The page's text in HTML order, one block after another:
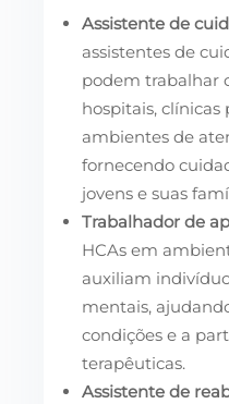
Assistente de
assistentes de
podem trabalhar
hospitais, clínicas
ambientes de
fornecendo
jovens e suas
Trabalhador de
HCAs em
auxiliam
mentais,
condições e a
terapêuticas.
Assistente de